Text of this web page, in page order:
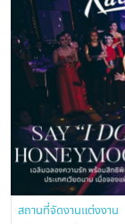
สถานที่จัดงานแต่งงาน